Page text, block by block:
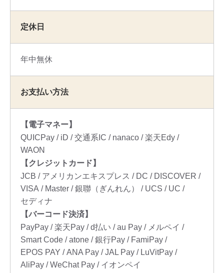
定休日
年中無休
お支払い方法
【電子マネー】
QUICPay
iD 交通系IC nanaco
楽天Edy
WAON
【クレジットカード】
JCB
アメリカンエキスプレス DC
DISCOVER
VISA
Master 銀聯（ぎんれん） UCS
UC
セディナ
【バーコード決済】
PayPay
楽天Pay d払い au Pay
メルペイ
Smart Code
atone 銀行Pay
FamiPay
EPOS PAY
ANA Pay JAL Pay
LuVitPay
AliPay
WeChat Pay
イオンペイ